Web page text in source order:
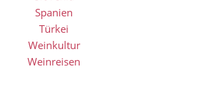
Spanien
Türkei
Weinkultur
Weinreisen